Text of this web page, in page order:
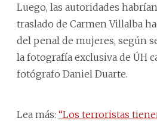
Luego, las autoridades
traslado de Carmen Villalba
del penal de mujeres, según
la fotografía exclusiva de ÚH
fotógrafo Daniel Duarte.
Lea más: “Los terroristas